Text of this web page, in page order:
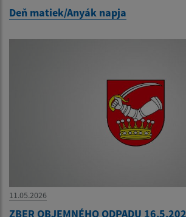
Deň matiek/Anyák napja
11.05.2026
ZBER OBJEMNÉHO ODPADU